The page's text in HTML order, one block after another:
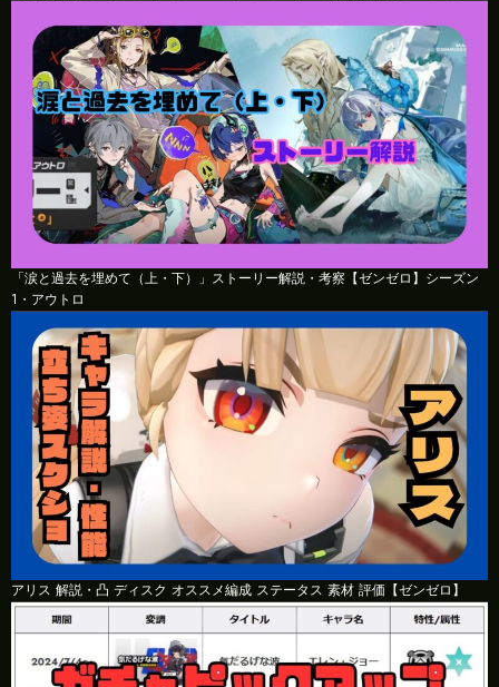
「涙と過去を埋めて（上・下）」ストーリー解説・考察【ゼンゼロ】シーズン
1・アウトロ
アリス 解説・凸 ディスク オススメ編成 ステータス 素材 評価【ゼンゼロ】